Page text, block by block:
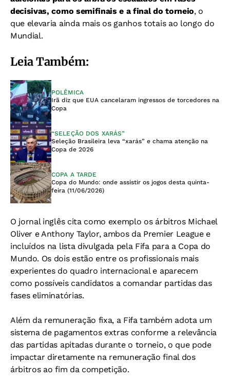
decisivas, como semifinais e a final do torneio, o
que elevaria ainda mais os ganhos totais ao longo do
Mundial.
Leia Também:
POLÊMICA
Irã diz que EUA cancelaram ingressos de torcedores na
Copa
“SELEÇÃO DOS XARÁS”
Seleção Brasileira leva “xarás” e chama atenção na
Copa de 2026
COPA A TARDE
Copa do Mundo: onde assistir os jogos desta quinta-
feira (11/06/2026)
O jornal inglês cita como exemplo os árbitros Michael
Oliver e Anthony Taylor, ambos da Premier League e
incluídos na lista divulgada pela Fifa para a Copa do
Mundo. Os dois estão entre os profissionais mais
experientes do quadro internacional e aparecem
como possíveis candidatos a comandar partidas das
fases eliminatórias.
Além da remuneração fixa, a Fifa também adota um
sistema de pagamentos extras conforme a relevância
das partidas apitadas durante o torneio, o que pode
impactar diretamente na remuneração final dos
árbitros ao fim da competição.